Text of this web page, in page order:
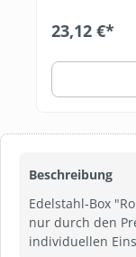
Beschreibung
Edelstahl-Box
nur durch den
individuellen
23,12 €*